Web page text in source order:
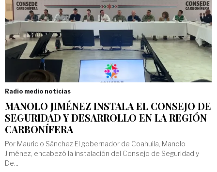
Radio medio noticias
MANOLO JIMÉNEZ INSTALA EL CONSEJO DE
SEGURIDAD Y DESARROLLO EN LA REGIÓN
CARBONÍFERA
Por Mauricio Sánchez El gobernador de Coahuila, Manolo
Jiménez, encabezó la instalación del Consejo de Seguridad y
De...